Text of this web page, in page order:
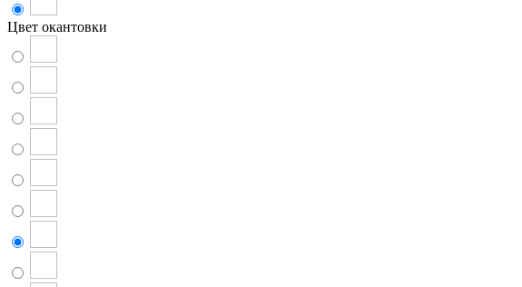
Цвет окантовки